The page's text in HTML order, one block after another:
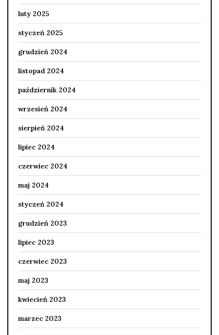
luty 2025
styczeń 2025
grudzień 2024
listopad 2024
październik 2024
wrzesień 2024
sierpień 2024
lipiec 2024
czerwiec 2024
maj 2024
styczeń 2024
grudzień 2023
lipiec 2023
czerwiec 2023
maj 2023
kwiecień 2023
marzec 2023